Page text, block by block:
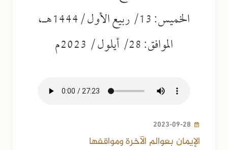
الخميس: 13/ ربيع الأول /1444هـ،
الموافق: 28/ أيلول / 2023م
2023-09-28
الإيمان بعوالم الآخرة ومواقفها